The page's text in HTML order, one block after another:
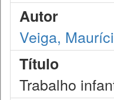
Autor
Veiga,
Título
Trabalho